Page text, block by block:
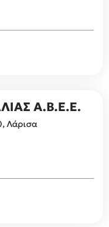
Α.Β.Ε.Ε.
Λάρισα